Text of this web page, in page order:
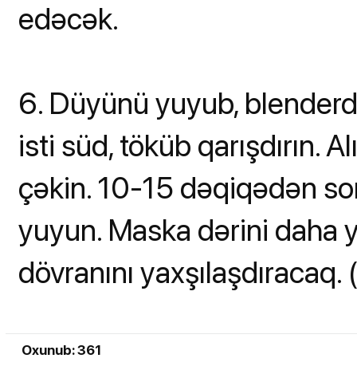
edəcək.
6. Düyünü yuyub,
isti süd, töküb qarışdırın.
çəkin. 10-15 dəqiqədən
yuyun. Maska dərini daha
dövranını
Oxunub: 361